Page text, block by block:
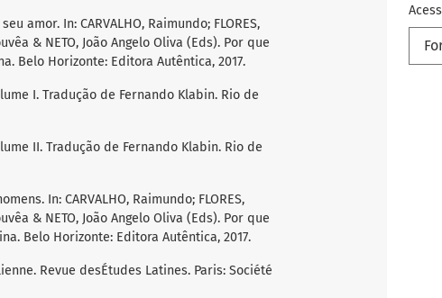
amor. In: CARVALHO, Raimundo; FLORES,
& NETO, João Angelo Oliva (Eds). Por que
Belo Horizonte: Editora Autêntica, 2017.
I. Tradução de Fernando Klabin. Rio de
II. Tradução de Fernando Klabin. Rio de
In: CARVALHO, Raimundo; FLORES,
& NETO, João Angelo Oliva (Eds). Por que
Belo Horizonte: Editora Autêntica, 2017.
Revue desÉtudes Latines. Paris: Société